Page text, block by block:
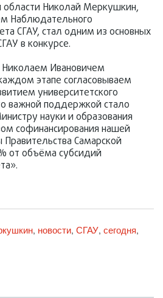
области Николай Меркушкин,
Наблюдательного
СГАУ, стал одним из основных
в конкурсе.
Ивановичем
этапе согласовываем
университетского
важной поддержкой стало
науки и образования
софинансирования нашей
Самарской
от объёма субсидий
, новости, СГАУ, сегодня,